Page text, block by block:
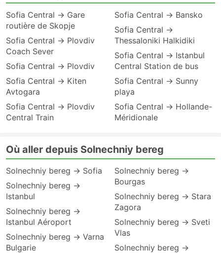
Sofia Central → Gare
routière de Skopje
Sofia Central → Plovdiv
Coach Sever
Sofia Central → Plovdiv
Sofia Central → Kiten
Avtogara
Sofia Central → Plovdiv
Central Train
Sofia Central → Bansko
Sofia Central →
Thessaloniki Halkidiki
Sofia Central → Istanbul
Central Station de bus
Sofia Central → Sunny
playa
Sofia Central → Hollande-
Méridionale
Où aller depuis Solnechniy bereg
Solnechniy bereg → Sofia
Solnechniy bereg →
Istanbul
Solnechniy bereg →
Istanbul Aéroport
Solnechniy bereg → Varna
Bulgarie
Solnechniy bereg →
Bourgas
Solnechniy bereg → Stara
Zagora
Solnechniy bereg → Sveti
Vlas
Solnechniy bereg →